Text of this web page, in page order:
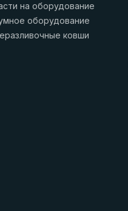
на оборудование
оборудование
ковши